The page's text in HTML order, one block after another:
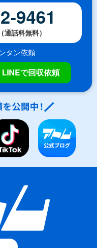
9461
話料無料）
タン依頼
LINEで回収依頼